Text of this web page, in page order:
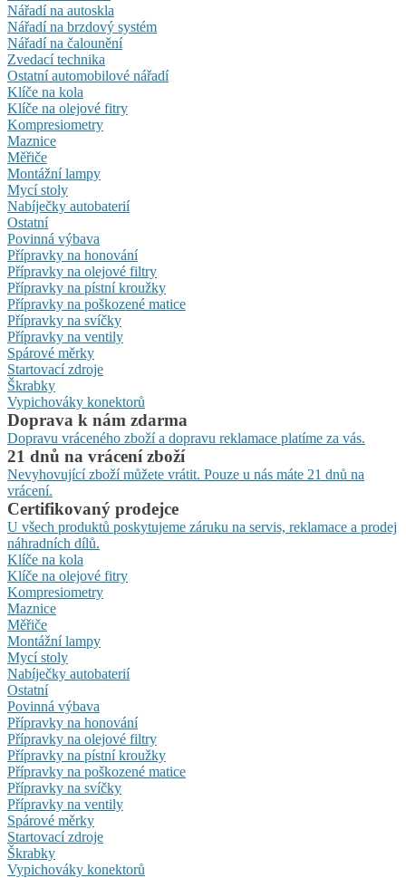
Nářadí na autoskla
Nářadí na brzdový systém
Nářadí na čalounění
Zvedací technika
Ostatní automobilové nářadí
Klíče na kola
Klíče na olejové fitry
Kompresiometry
Maznice
Měřiče
Montážní lampy
Mycí stoly
Nabíječky autobaterií
Ostatní
Povinná výbava
Přípravky na honování
Přípravky na olejové filtry
Přípravky na pístní kroužky
Přípravky na poškozené matice
Přípravky na svíčky
Přípravky na ventily
Spárové měrky
Startovací zdroje
Škrabky
Vypichováky konektorů
Doprava k nám zdarma
Dopravu vráceného zboží a dopravu reklamace platíme za vás.
21 dnů na vrácení zboží
Nevyhovující zboží můžete vrátit. Pouze u nás máte 21 dnů na
vrácení.
Certifikovaný prodejce
U všech produktů poskytujeme záruku na servis, reklamace a prodej
náhradních dílů.
Klíče na kola
Klíče na olejové fitry
Kompresiometry
Maznice
Měřiče
Montážní lampy
Mycí stoly
Nabíječky autobaterií
Ostatní
Povinná výbava
Přípravky na honování
Přípravky na olejové filtry
Přípravky na pístní kroužky
Přípravky na poškozené matice
Přípravky na svíčky
Přípravky na ventily
Spárové měrky
Startovací zdroje
Škrabky
Vypichováky konektorů